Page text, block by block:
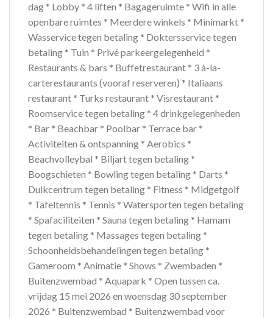
dag * Lobby * 4 liften * Bagageruimte * Wifi in alle
openbare ruimtes * Meerdere winkels * Minimarkt *
Wasservice tegen betaling * Doktersservice tegen
betaling * Tuin * Privé parkeergelegenheid *
Restaurants & bars * Buffetrestaurant * 3 à-la-
carterestaurants (vooraf reserveren) * Italiaans
restaurant * Turks restaurant * Visrestaurant *
Roomservice tegen betaling * 4 drinkgelegenheden
* Bar * Beachbar * Poolbar * Terrace bar *
Activiteiten & ontspanning * Aerobics *
Beachvolleybal * Biljart tegen betaling *
Boogschieten * Bowling tegen betaling * Darts *
Duikcentrum tegen betaling * Fitness * Midgetgolf
* Tafeltennis * Tennis * Watersporten tegen betaling
* Spafaciliteiten * Sauna tegen betaling * Hamam
tegen betaling * Massages tegen betaling *
Schoonheidsbehandelingen tegen betaling *
Gameroom * Animatie * Shows * Zwembaden *
Buitenzwembad * Aquapark * Open tussen ca.
vrijdag 15 mei 2026 en woensdag 30 september
2026 * Buitenzwembad * Buitenzwembad voor